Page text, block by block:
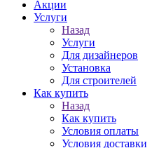
Акции
Услуги
Назад
Услуги
Для дизайнеров
Установка
Для строителей
Как купить
Назад
Как купить
Условия оплаты
Условия доставки